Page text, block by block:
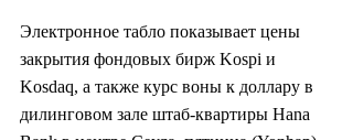
Электронное табло показывает цены
закрытия фондовых бирж Kospi и
Kosdaq, а также курс воны к доллару в
дилинговом зале штаб-квартиры Hana